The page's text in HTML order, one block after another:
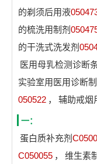
的剃须后用液
的梳洗用制剂
的干洗式洗发剂
医用母乳检测诊断
实验室用医用诊断制
050522 ， 辅助戒烟
一：
蛋白质补充剂
C050055 ， 维生素